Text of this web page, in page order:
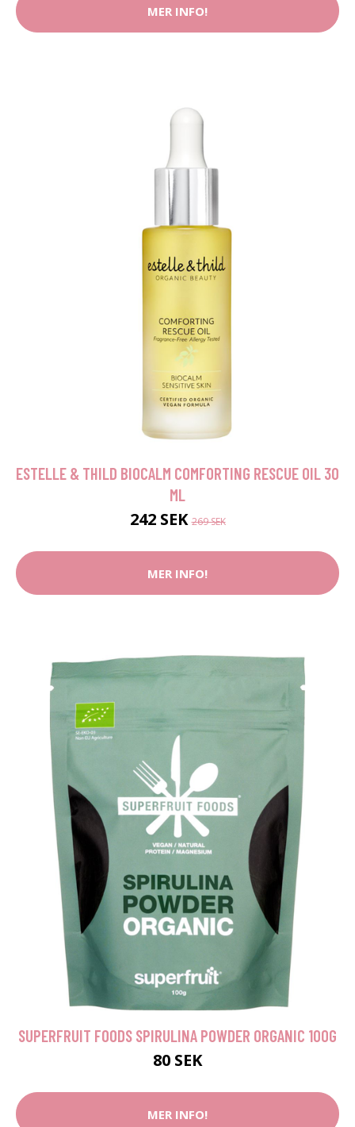
MER INFO!
ESTELLE & THILD BIOCALM COMFORTING RESCUE OIL 30
ML
242 SEK269 SEK
MER INFO!
SUPERFRUIT FOODS SPIRULINA POWDER ORGANIC 100G
80 SEK
MER INFO!